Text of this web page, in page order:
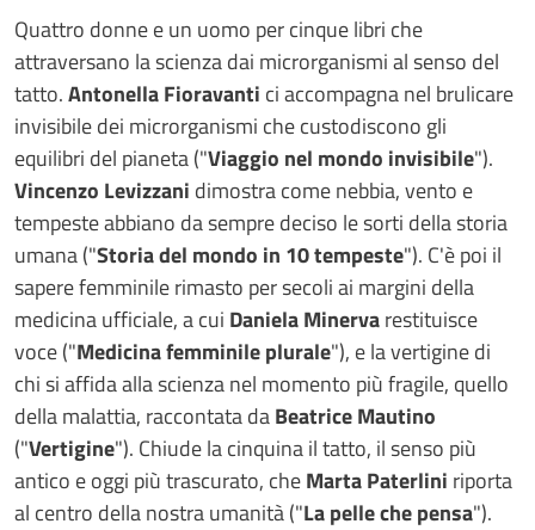
Quattro donne e un uomo per cinque libri che
attraversano la scienza dai microrganismi al senso del
tatto.Antonella Fioravanti ci accompagna nel brulicare
invisibile dei microrganismi che custodiscono gli
equilibri del pianeta ("Viaggio nel mondo invisibile").
Vincenzo Levizzani dimostra come nebbia, vento e
tempeste abbiano da sempre deciso le sorti della storia
umana ("Storia del mondo in 10 tempeste"). C'è poi il
sapere femminile rimasto per secoli ai margini della
medicina ufficiale, a cui Daniela Minervarestituisce
voce ("Medicina femminile plurale"), e la vertigine di
chi si affida alla scienza nel momento più fragile, quello
della malattia, raccontata daBeatrice Mautino
("Vertigine"). Chiude la cinquina il tatto, il senso più
antico e oggi più trascurato, cheMarta Paterlini riporta
al centro della nostra umanità ("La pelle che pensa").